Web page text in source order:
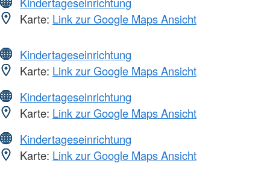
Karte: Link zur Google Maps Ansicht
Kindertageseinrichtung
Karte: Link zur Google Maps Ansicht
Kindertageseinrichtung
Karte: Link zur Google Maps Ansicht
Kindertageseinrichtung
Karte: Link zur Google Maps Ansicht